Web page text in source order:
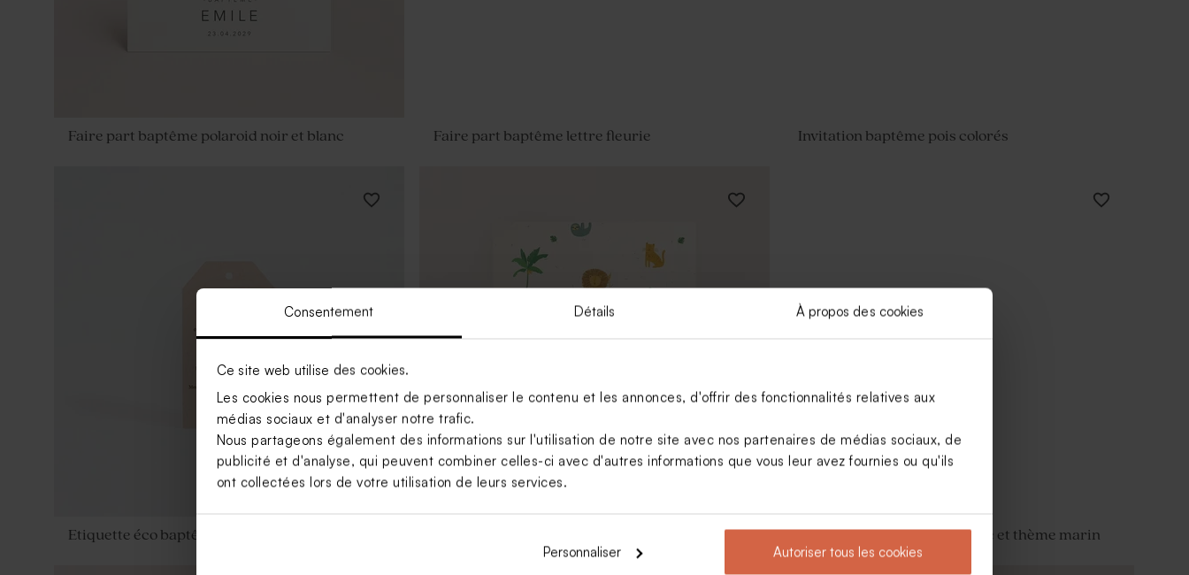
Consentement Détails À propos des cookies
Ce site web utilise des cookies.
Les cookies nous permettent de personnaliser le contenu et les annonces, d'offrir des fonctionnalités relatives aux
médias sociaux et d'analyser notre trafic.
Nous partageons également des informations sur l'utilisation de notre site avec nos partenaires de médias sociaux, de
publicité et d'analyse, qui peuvent combiner celles-ci avec d'autres informations que vous leur avez fournies ou qu'ils
ont collectées lors de votre utilisation de leurs services.
Personnaliser Autoriser tous les cookies
Faire part baptême polaroid noir et blanc Faire part baptême lettre fleurie Invitation baptême pois colorés
Etiquette éco baptême Invitation baptême carte simple motifs jungle Invitation baptême fond ligné et thème marin